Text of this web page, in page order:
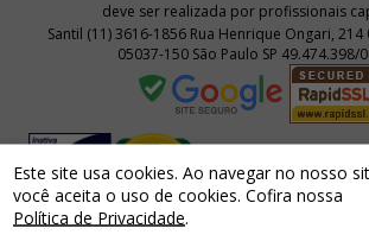
Este site usa cookies. Ao navegar no nosso
você aceita o uso de cookies. Cofira nossa
Política de Privacidade.
Santil (11) 3616-1856 Rua Henrique Ongari, 214
05037-150 São Paulo SP 49.474.398/
deve ser realizada por profissionais